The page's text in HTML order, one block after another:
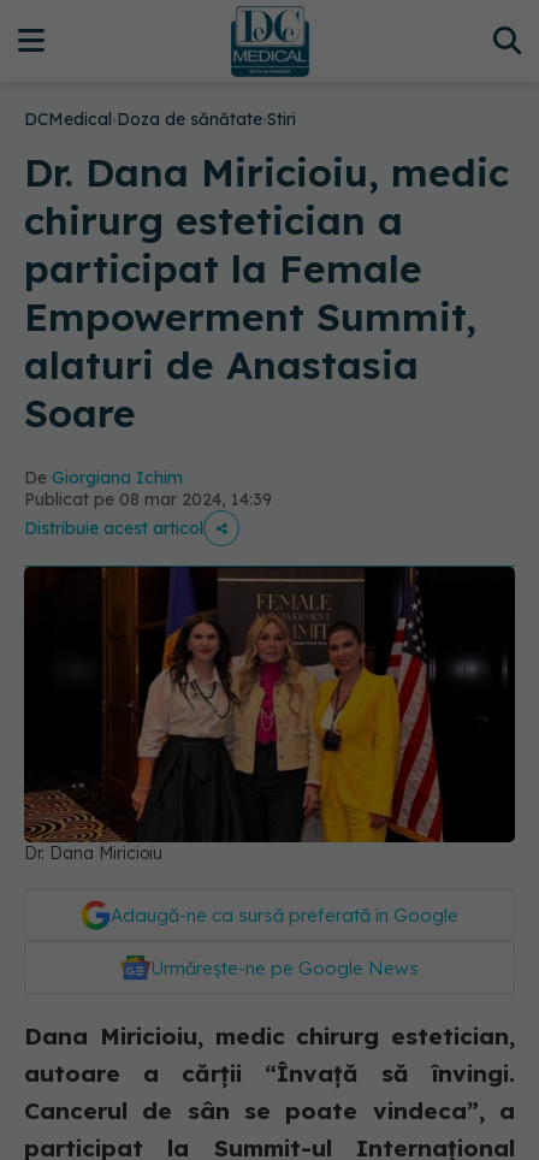
DCMedical›Doza de sănătate›Stiri
Dr. Dana Miricioiu, medic
chirurg estetician a
participat la Female
Empowerment Summit,
alaturi de Anastasia
Soare
De Giorgiana Ichim
Publicat pe 08 mar 2024, 14:39
Distribuie acest articol
Dr. Dana Miricioiu
Adaugă-ne ca sursă preferată în Google
Urmărește-ne pe Google News
Dana Miricioiu, medic chirurg estetician,
autoare a cărții “Învață să învingi.
Cancerul de sân se poate vindeca”, a
participat la Summit-ul Internațional